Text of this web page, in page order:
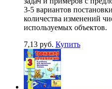
3-5 вариантов
количества изменений
используемых объектов.
7,13 руб. Купить